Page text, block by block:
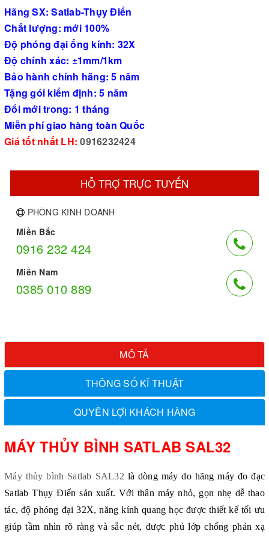
Hãng SX: Satlab-Thụy Điển
Chất lượng: mới 100%
Độ phóng đại ống kính: 32X
Độ chính xác: ±1mm/1km
Bảo hành chính hãng: 5 năm
Tặng gói kiểm định: 5 năm
Đổi mới trong: 1 tháng
Miễn phí giao hàng toàn Quốc
Giá tốt nhất LH:0916232424
HỖ TRỢ TRỰC TUYẾN
PHÒNG KINH DOANH
Miền Bắc
0916 232 424
Miền Nam
0385 010 889
MÔ TẢ
THÔNG SỐ KĨ THUẬT
QUYỀN LỢI KHÁCH HÀNG
MÁY THỦY BÌNH SATLAB SAL32
Máy thủy bình Satlab SAL32 là dòng máy do hãng máy đo đạc
Satlab Thụy Điển sản xuất. Với thân máy nhỏ, gọn nhẹ dễ thao
tác, độ phóng đại 32X, năng kính quang học được thiết kế tối ưu
giúp tầm nhìn rõ ràng và sắc nét, được phủ lớp chống phản xạ